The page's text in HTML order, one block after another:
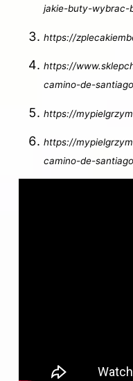
jakie-buty-wybrac-
https://
https://
camino-de-
https://
https://
camino-de-